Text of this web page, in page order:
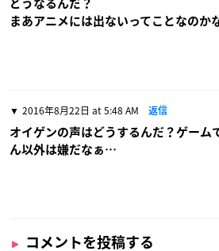
どうなるんだ？
まあアニメには出ないってことなのか
2016年8月22日 at 5:48 AM 返信
オイゲンの声はどうするんだ？ゲーム
ん以外は嫌だなぁ…
コメントを投稿する